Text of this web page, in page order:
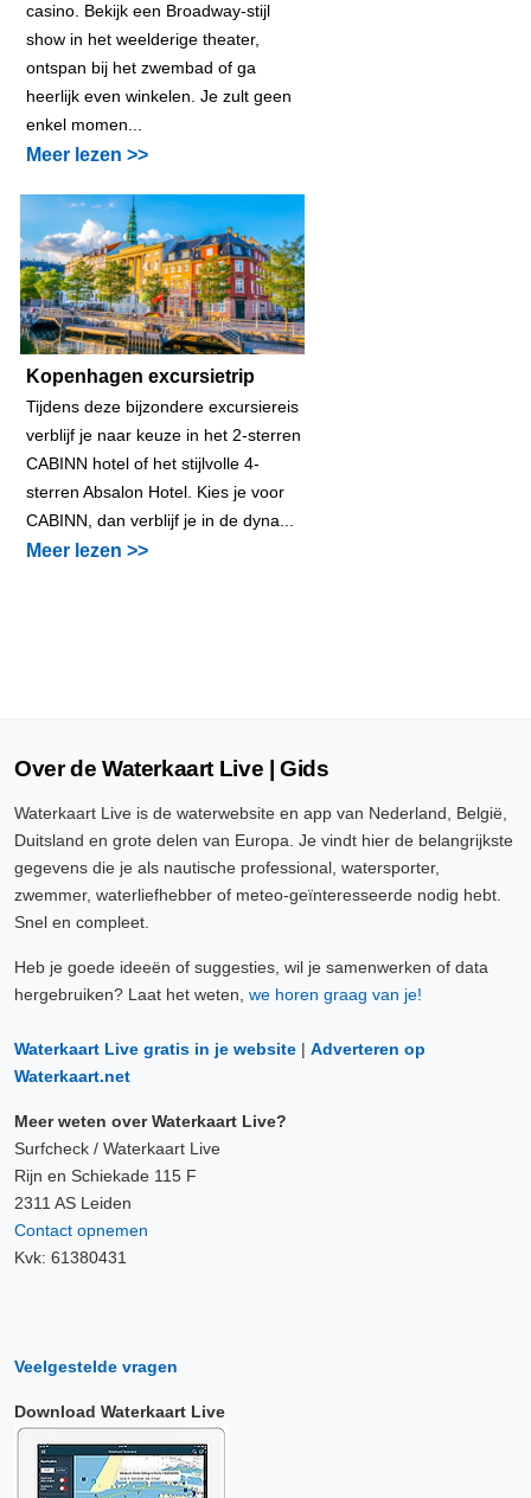
casino. Bekijk een Broadway-stijl
show in het weelderige theater,
ontspan bij het zwembad of ga
heerlijk even winkelen. Je zult geen
enkel momen...
Meer lezen >>
Kopenhagen excursietrip
Tijdens deze bijzondere excursiereis
verblijf je naar keuze in het 2-sterren
CABINN hotel of het stijlvolle 4-
sterren Absalon Hotel. Kies je voor
CABINN, dan verblijf je in de dyna...
Meer lezen >>
Over de Waterkaart Live | Gids
Waterkaart Live is de waterwebsite en app van Nederland, België,
Duitsland en grote delen van Europa. Je vindt hier de belangrijkste
gegevens die je als nautische professional, watersporter,
zwemmer, waterliefhebber of meteo-geïnteresseerde nodig hebt.
Snel en compleet.
Heb je goede ideeën of suggesties, wil je samenwerken of data
hergebruiken? Laat het weten, we horen graag van je!
Waterkaart Live gratis in je website | Adverteren op
Waterkaart.net
Meer weten over Waterkaart Live?
Surfcheck / Waterkaart Live
Rijn en Schiekade 115 F
2311 AS Leiden
Contact opnemen
Kvk: 61380431
Veelgestelde vragen
Download Waterkaart Live